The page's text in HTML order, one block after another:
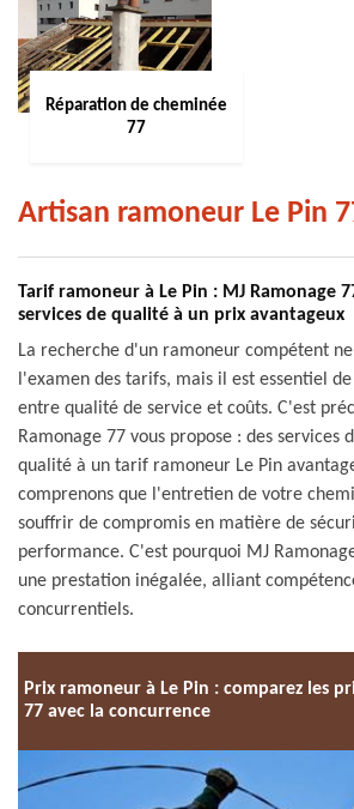
Réparation de cheminée
77
Artisan ramoneur Le Pin
Tarif ramoneur à Le Pin : MJ Ramonage
services de qualité à un prix avantageux
La recherche d'un ramoneur compétent
l'examen des tarifs, mais il est essentiel
entre qualité de service et coûts. C'est
Ramonage 77 vous propose : des services
qualité à un tarif ramoneur Le Pin
comprenons que l'entretien de votre
souffrir de compromis en matière de
performance. C'est pourquoi MJ
une prestation inégalée, alliant
concurrentiels.
Prix ramoneur à Le Pin : comparez les
77 avec la concurrence